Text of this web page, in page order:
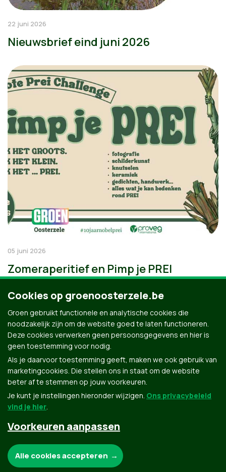
22 juni 2026
Nieuwsbrief eind juni 2026
05 juni 2026
Zomeraperitief en Pimp je PREI
Groen.be
Contact Privacybeleid
Cookies op groenoosterzele.be
Groen gebruikt functionele en analytische cookies die
noodzakelijk zijn om de website goed te laten functioneren.
Deze cookies verwerken geen persoonsgegevens en hier is
geen toestemming voor nodig.
Als je daarvoor toestemming geeft, maken we ook gebruik van
marketingcookies. Die stellen ons in staat om de website
beter af te stemmen op jouw voorkeuren.
Je kunt je instellingen hieronder wijzigen. Ons privacybeleid
vind je hier.
Voorkeuren aanpassen
Alle cookies accepteren